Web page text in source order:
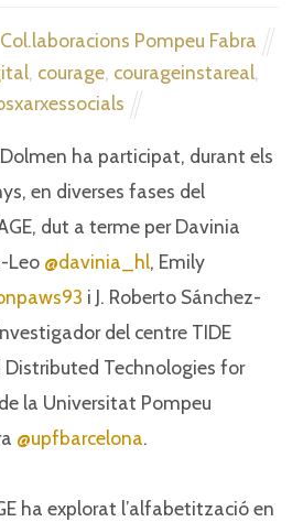
Pompeu Fabra
, courage, courageinstareal,
Dolmen ha participat, durant els
en diverses fases del⁣
dut a terme per Davinia
Leo @davinia_hl, Emily
i J. Roberto Sánchez-
del centre TIDE
Technologies for
la Universitat Pompeu
@upfbarcelona.⁣
ha explorat l’alfabetització en